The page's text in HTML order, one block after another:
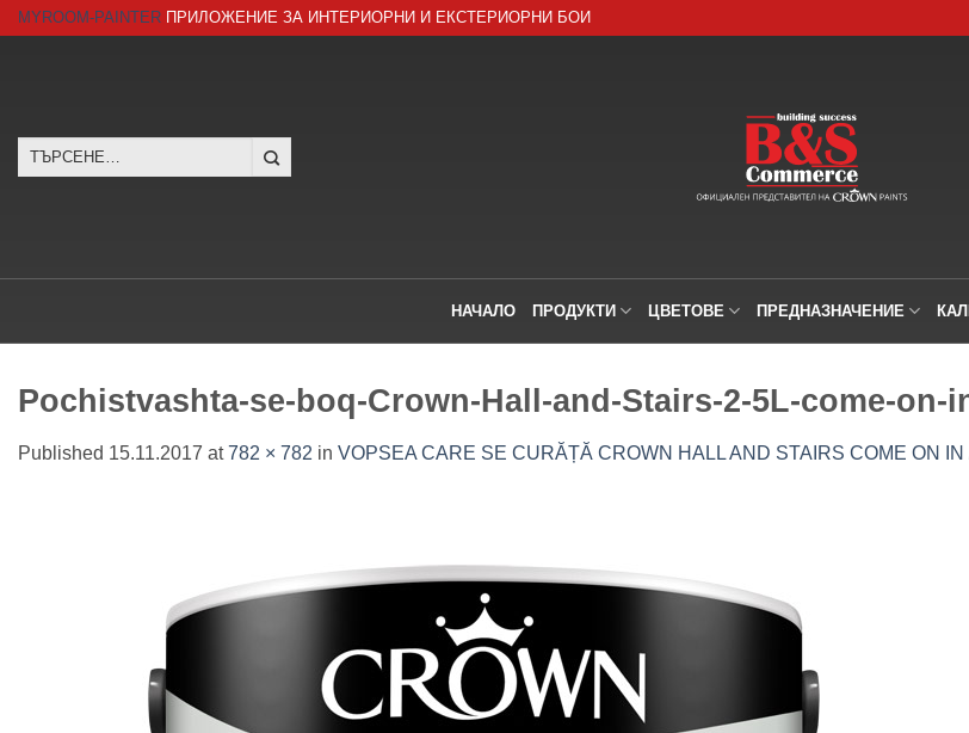
SkipMYROOM-PAINTER ПРИЛОЖЕНИЕ ЗА ИНТЕРИОРНИ И ЕКСТЕРИОРНИ БОИ
Търсене
НАЧАЛО ПРОДУКТИ ЦВЕТОВЕ ПРЕДНАЗНАЧЕНИЕ
Pochistvashta-se-boq-Crown-Hall-and-Stairs-2-5L-come-on-
Published 15.11.2017 at782 × 782 in VOPSEA CARE SE CURĂȚĂ CROWN HALL AND STAIRS COME ON IN